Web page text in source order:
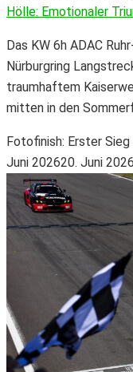
Hölle: Emotionaler
Das KW 6h ADAC
Nürburgring
traumhaftem
mitten in den
Fotofinish: Erster
Juni 202620. Juni 2026